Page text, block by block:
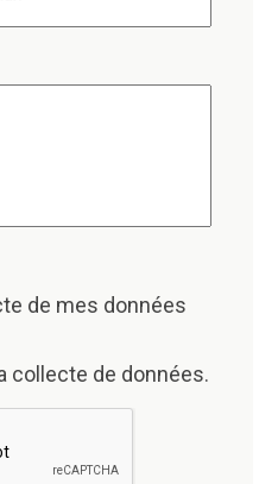
de mes données
collecte de données.